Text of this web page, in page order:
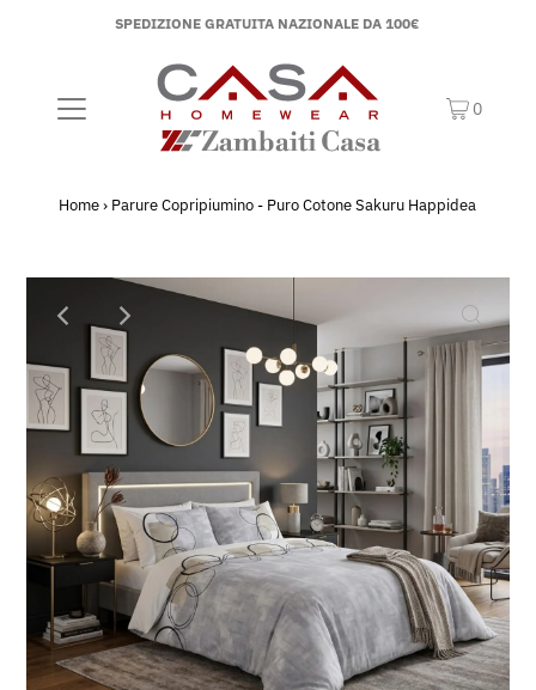
SPEDIZIONE GRATUITA NAZIONALE DA 100€
0
Home › Parure Copripiumino - Puro Cotone Sakuru Happidea